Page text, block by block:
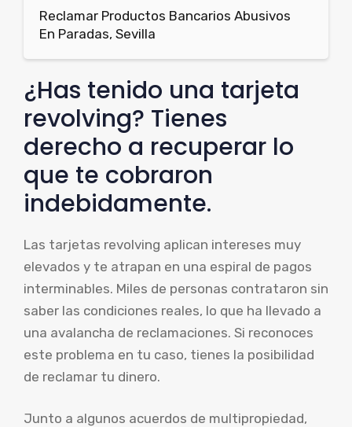
Reclamar Productos Bancarios Abusivos
En Paradas, Sevilla
¿Has tenido una tarjeta
revolving? Tienes
derecho a recuperar lo
que te cobraron
indebidamente.
Las tarjetas revolving aplican intereses muy
elevados y te atrapan en una espiral de pagos
interminables. Miles de personas contrataron sin
saber las condiciones reales, lo que ha llevado a
una avalancha de reclamaciones. Si reconoces
este problema en tu caso, tienes la posibilidad
de reclamar tu dinero.
Junto a algunos acuerdos de multipropiedad,